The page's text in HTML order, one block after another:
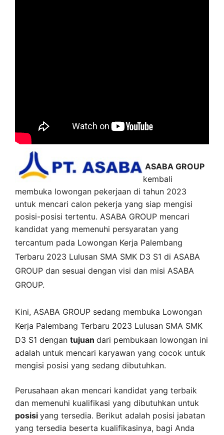
ASABA GROUP
kembali
membuka lowongan pekerjaan di tahun 2023
untuk mencari calon pekerja yang siap mengisi
posisi-posisi tertentu. ASABA GROUP mencari
kandidat yang memenuhi persyaratan yang
tercantum pada Lowongan Kerja Palembang
Terbaru 2023 Lulusan SMA SMK D3 S1 di ASABA
GROUP dan sesuai dengan visi dan misi ASABA
GROUP.
Kini, ASABA GROUP sedang membuka Lowongan
Kerja Palembang Terbaru 2023 Lulusan SMA SMK
D3 S1 dengan tujuan dari pembukaan lowongan ini
adalah untuk mencari karyawan yang cocok untuk
mengisi posisi yang sedang dibutuhkan.
Perusahaan akan mencari kandidat yang terbaik
dan memenuhi kualifikasi yang dibutuhkan untuk
posisi yang tersedia. Berikut adalah posisi jabatan
yang tersedia beserta kualifikasinya, bagi Anda